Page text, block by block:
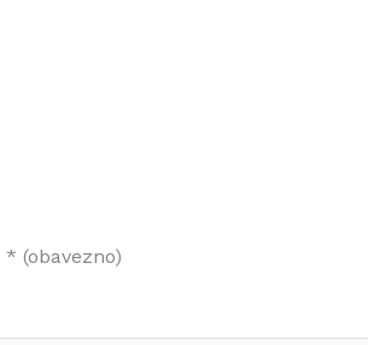
* (obavezno)